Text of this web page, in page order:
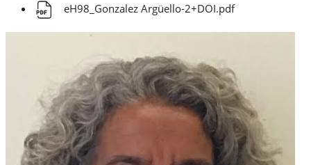
eH98_Gonzalez Argüello-2+DOI.pdf